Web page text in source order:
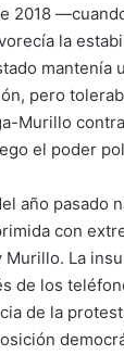
2018
la
mantenía
pero
Murillo
el poder
año pasado
con
Murillo. La
de los
de la